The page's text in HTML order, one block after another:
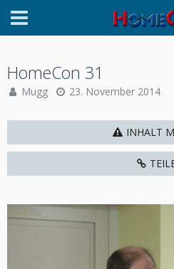
HomeCon 31
Mugg 23. November 2014
INHALT